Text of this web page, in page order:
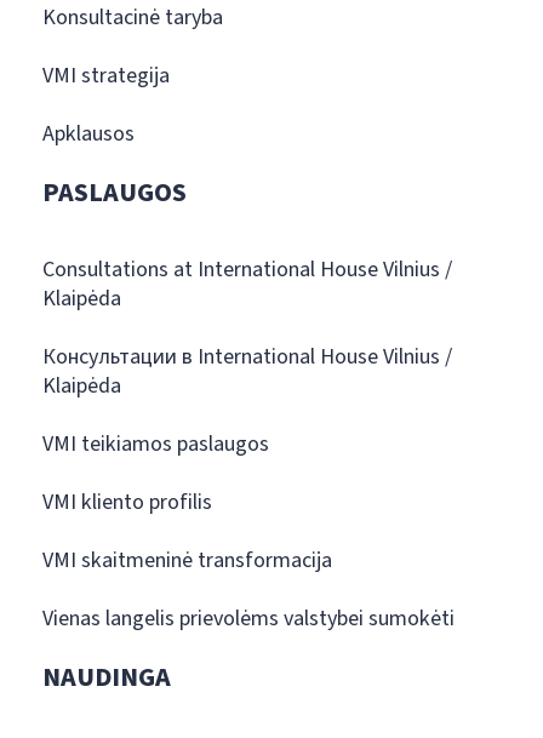
Konsultacinė taryba
VMI strategija
Apklausos
PASLAUGOS
Consultations at International House Vilnius /
Klaipėda
Консультации в International House Vilnius /
Klaipėda
VMI teikiamos paslaugos
VMI kliento profilis
VMI skaitmeninė transformacija
Vienas langelis prievolėms valstybei sumokėti
NAUDINGA